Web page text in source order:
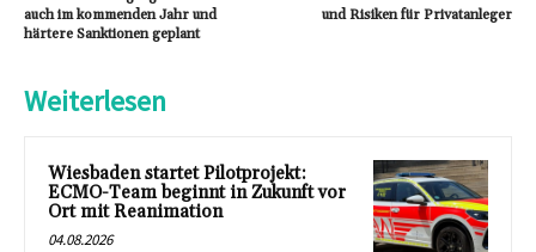
auch im kommenden Jahr und
härtere Sanktionen geplant
und Risiken für Privatanleger
Weiterlesen
Wiesbaden startet Pilotprojekt:
ECMO-Team beginnt in Zukunft vor
Ort mit Reanimation
04.08.2026